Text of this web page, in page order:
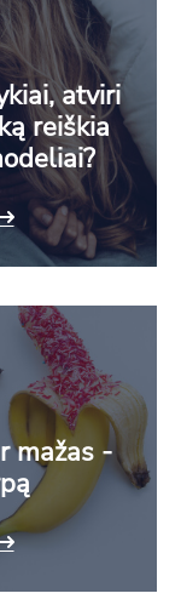
atviri
reiškia
mažas -